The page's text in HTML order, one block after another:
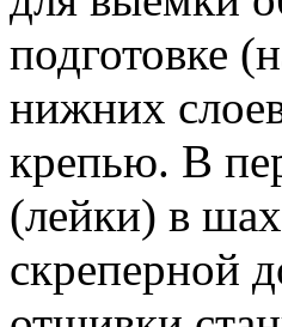
подготовке
нижних
крепью. В
(лейки) в
скреперной